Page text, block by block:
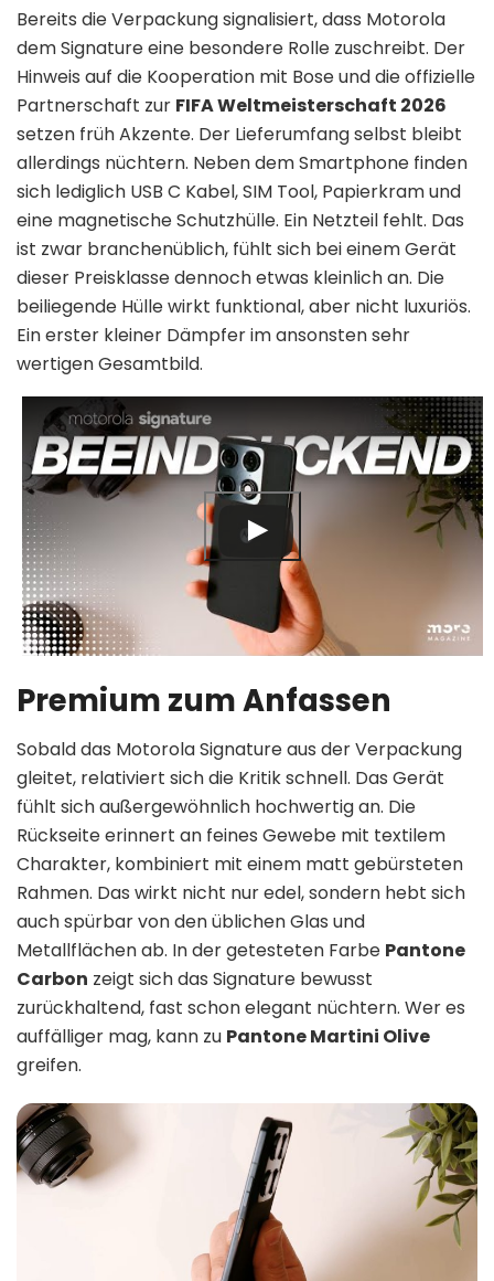
Bereits die Verpackung signalisiert, dass Motorola
dem Signature eine besondere Rolle zuschreibt. Der
Hinweis auf die Kooperation mit Bose und die offizielle
Partnerschaft zur FIFA Weltmeisterschaft 2026
setzen früh Akzente. Der Lieferumfang selbst bleibt
allerdings nüchtern. Neben dem Smartphone finden
sich lediglich USB C Kabel, SIM Tool, Papierkram und
eine magnetische Schutzhülle. Ein Netzteil fehlt. Das
ist zwar branchenüblich, fühlt sich bei einem Gerät
dieser Preisklasse dennoch etwas kleinlich an. Die
beiliegende Hülle wirkt funktional, aber nicht luxuriös.
Ein erster kleiner Dämpfer im ansonsten sehr
wertigen Gesamtbild.
Premium zum Anfassen
Sobald das Motorola Signature aus der Verpackung
gleitet, relativiert sich die Kritik schnell. Das Gerät
fühlt sich außergewöhnlich hochwertig an. Die
Rückseite erinnert an feines Gewebe mit textilem
Charakter, kombiniert mit einem matt gebürsteten
Rahmen. Das wirkt nicht nur edel, sondern hebt sich
auch spürbar von den üblichen Glas und
Metallflächen ab. In der getesteten Farbe Pantone
Carbon zeigt sich das Signature bewusst
zurückhaltend, fast schon elegant nüchtern. Wer es
auffälliger mag, kann zu Pantone Martini Olive
greifen.